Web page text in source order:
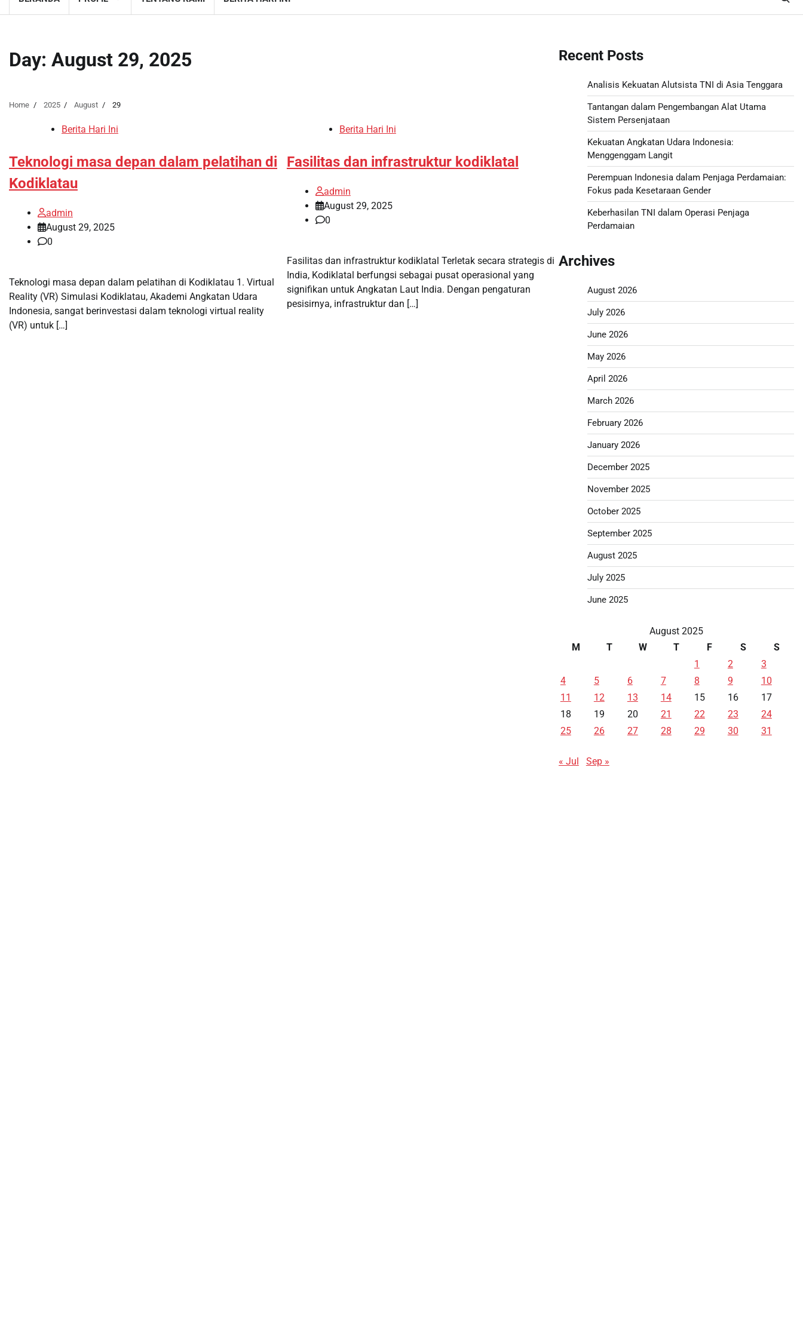
Day: August 29, 2025
Home 2025 August 29
Berita Hari Ini
Teknologi masa depan dalam pelatihan di
Kodiklatau
admin
August 29, 2025
0
Teknologi masa depan dalam pelatihan di Kodiklatau 1. Virtual
Reality (VR) Simulasi Kodiklatau, Akademi Angkatan Udara
Indonesia, sangat berinvestasi dalam teknologi virtual reality
(VR) untuk […]
Berita Hari Ini
Fasilitas dan infrastruktur kodiklatal
admin
August 29, 2025
0
Fasilitas dan infrastruktur kodiklatal Terletak secara strategis di
India, Kodiklatal berfungsi sebagai pusat operasional yang
signifikan untuk Angkatan Laut India. Dengan pengaturan
pesisirnya, infrastruktur dan […]
Recent Posts
Analisis Kekuatan Alutsista TNI di Asia Tenggara
Tantangan dalam Pengembangan Alat Utama
Sistem Persenjataan
Kekuatan Angkatan Udara Indonesia:
Menggenggam Langit
Perempuan Indonesia dalam Penjaga Perdamaian:
Fokus pada Kesetaraan Gender
Keberhasilan TNI dalam Operasi Penjaga
Perdamaian
Archives
August 2026
July 2026
June 2026
May 2026
April 2026
March 2026
February 2026
January 2026
December 2025
November 2025
October 2025
September 2025
August 2025
July 2025
June 2025
August 2025
M
T W T F S
S
1
2
3
4
5 6 7 8 9
10
11
12 13 14 15 16
17
18
19 20 21 22 23
24
25
26 27 28 29 30 31
« Jul Sep »